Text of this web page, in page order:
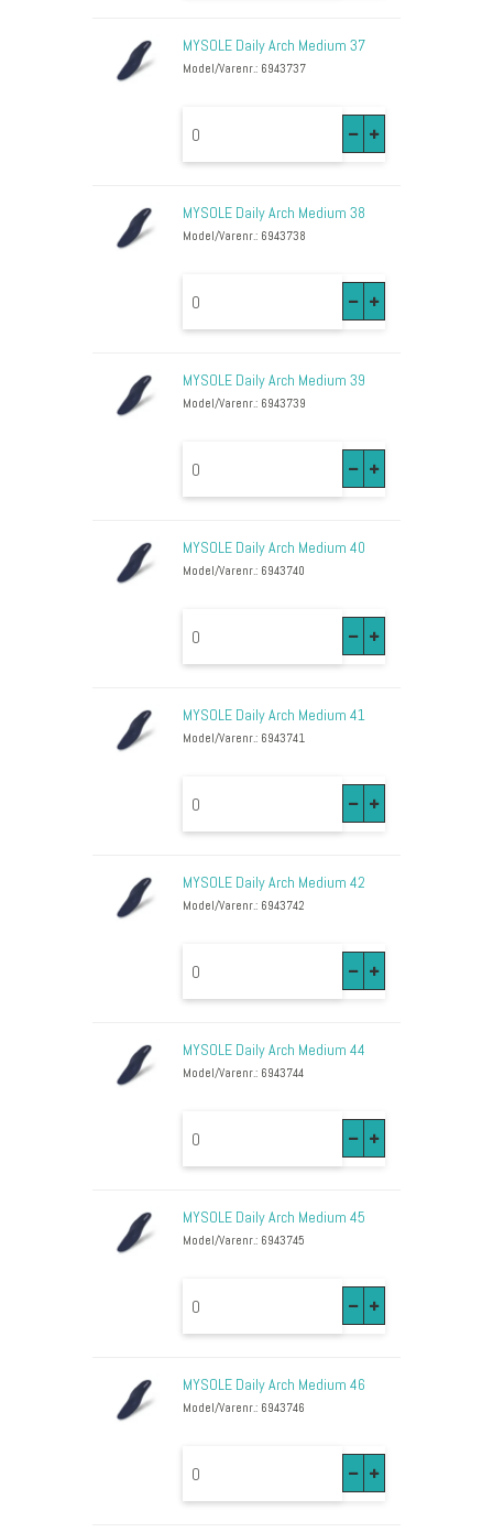
MYSOLE Daily Arch Medium 37
Model/Varenr.: 6943737
MYSOLE Daily Arch Medium 38
Model/Varenr.: 6943738
MYSOLE Daily Arch Medium 39
Model/Varenr.: 6943739
MYSOLE Daily Arch Medium 40
Model/Varenr.: 6943740
MYSOLE Daily Arch Medium 41
Model/Varenr.: 6943741
MYSOLE Daily Arch Medium 42
Model/Varenr.: 6943742
MYSOLE Daily Arch Medium 44
Model/Varenr.: 6943744
MYSOLE Daily Arch Medium 45
Model/Varenr.: 6943745
MYSOLE Daily Arch Medium 46
Model/Varenr.: 6943746